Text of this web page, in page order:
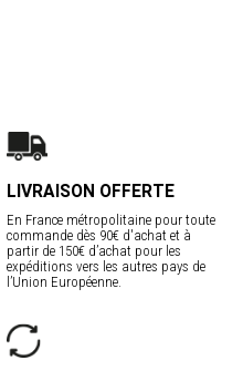
LIVRAISON OFFERTE
En France métropolitaine pour toute
commande dès 90€ d'achat et à
partir de 150€ d’achat pour les
expéditions vers les autres pays de
l’Union Européenne.